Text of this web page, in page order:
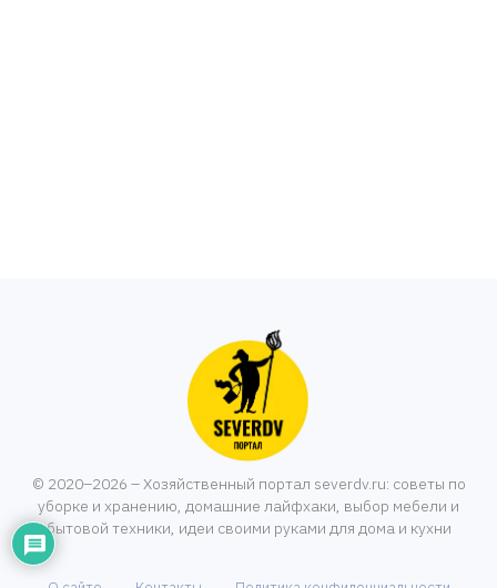
© 2020–2026 – Хозяйственный портал severdv.ru: советы по
уборке и хранению, домашние лайфхаки, выбор мебели и
бытовой техники, идеи своими руками для дома и кухни